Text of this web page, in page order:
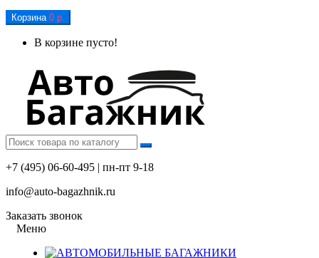
Корзина 0 р.
В корзине пусто!
+7 (495) 06-60-495 | пн-пт 9-18
info@auto-bagazhnik.ru
Заказать звонок
Меню